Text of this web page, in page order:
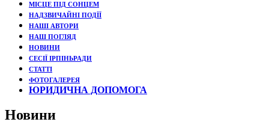
МІСЦЕ ПІД СОНЦЕМ
НАДЗВИЧАЙНІ ПОДЇЇ
НАШІ АВТОРИ
НАШ ПОГЛЯД
НОВИНИ
СЕСІЇ ІРПІНЬРАДИ
СТАТТІ
ФОТОГАЛЕРЕЯ
ЮРИДИЧНА ДОПОМОГА
Новини